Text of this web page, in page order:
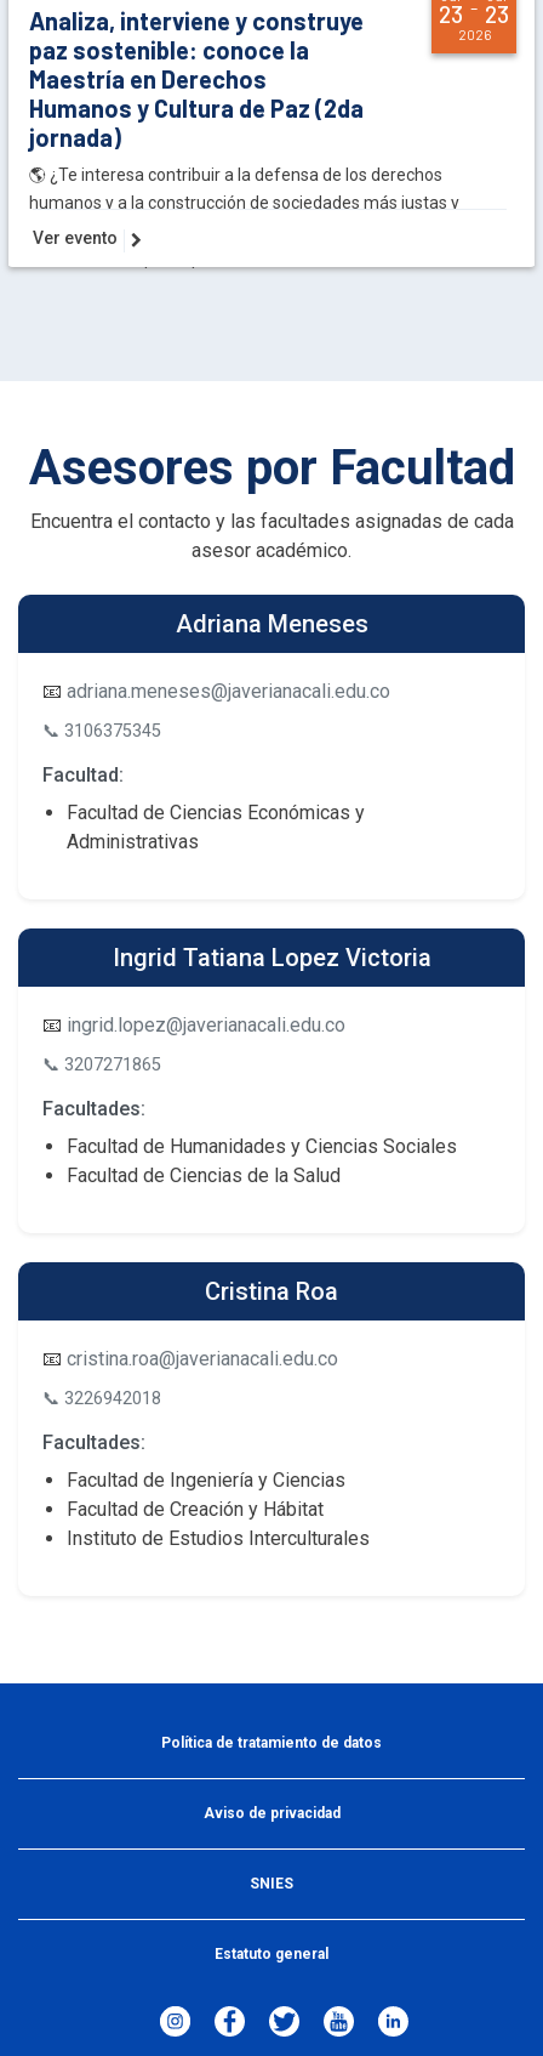
Analiza, interviene y construye
paz sostenible: conoce la
Maestría en Derechos
Humanos y Cultura de Paz (2da
jornada)
23 - 23
2026
🌎 ¿Te interesa contribuir a la defensa de los derechos
humanos y a la construcción de sociedades más justas y
pacíficas?
Ver evento
Asesores por Facultad
Encuentra el contacto y las facultades asignadas de cada
asesor académico.
Adriana Meneses
📧 adriana.meneses@javerianacali.edu.co
📞 3106375345
Facultad:
Facultad de Ciencias Económicas y
Administrativas
Ingrid Tatiana Lopez Victoria
📧 ingrid.lopez@javerianacali.edu.co
📞 3207271865
Facultades:
Facultad de Humanidades y Ciencias Sociales
Facultad de Ciencias de la Salud
Cristina Roa
📧 cristina.roa@javerianacali.edu.co
📞 3226942018
Facultades:
Facultad de Ingeniería y Ciencias
Facultad de Creación y Hábitat
Instituto de Estudios Interculturales
Política de tratamiento de datos
Aviso de privacidad
SNIES
Estatuto general